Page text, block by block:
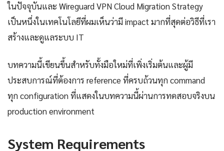
ในปัจจุบันและ Wireguard VPN Cloud Migration Strategy
เป็นหนึ่งในเทคโนโลยีที่ผมเห็นว่ามี impact มากที่สุดต่อวิธีที่เรา
สร้างและดูแลระบบ IT
บทความนี้เขียนขึ้นสำหรับทั้งมือใหม่ที่เพิ่งเริ่มต้นและผู้มี
ประสบการณ์ที่ต้องการ reference ที่ครบถ้วนทุก command
ทุก configuration ที่แสดงในบทความนี้ผ่านการทดสอบจริงบน
production environment
System Requirements